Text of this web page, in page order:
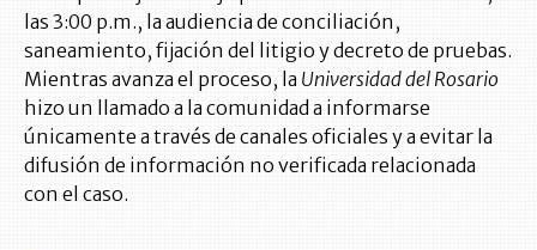
las 3:00 p.m., la audiencia de conciliación,
saneamiento, fijación del litigio y decreto de pruebas.
Mientras avanza el proceso, la Universidad del Rosario
hizo un llamado a la comunidad a informarse
únicamente a través de canales oficiales y a evitar la
difusión de información no verificada relacionada
con el caso.